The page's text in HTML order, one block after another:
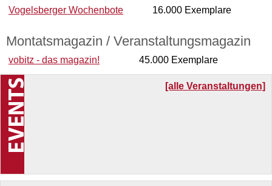
Vogelsberger Wochenbote
16.000 Exemplare
Montatsmagazin / Veranstaltungsmagazin
vobitz - das magazin! 45.000 Exemplare
[alle Veranstaltungen]